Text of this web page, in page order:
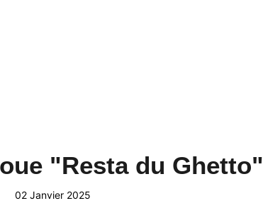
"Resta du Ghetto"
02 Janvier 2025